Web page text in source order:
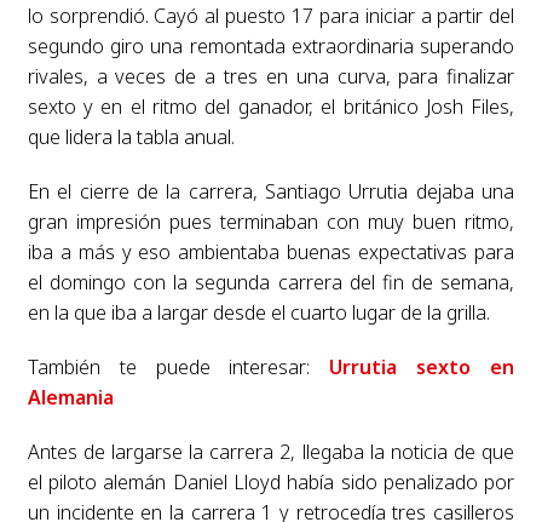
lo sorprendió. Cayó al puesto 17 para iniciar a partir del
segundo giro una remontada extraordinaria superando
rivales, a veces de a tres en una curva, para finalizar
sexto y en el ritmo del ganador, el británico Josh Files,
que lidera la tabla anual.
En el cierre de la carrera, Santiago Urrutia dejaba una
gran impresión pues terminaban con muy buen ritmo,
iba a más y eso ambientaba buenas expectativas para
el domingo con la segunda carrera del fin de semana,
en la que iba a largar desde el cuarto lugar de la grilla.
También te puede interesar: Urrutia sexto en
Alemania
Antes de largarse la carrera 2, llegaba la noticia de que
el piloto alemán Daniel Lloyd había sido penalizado por
un incidente en la carrera 1 y retrocedía tres casilleros